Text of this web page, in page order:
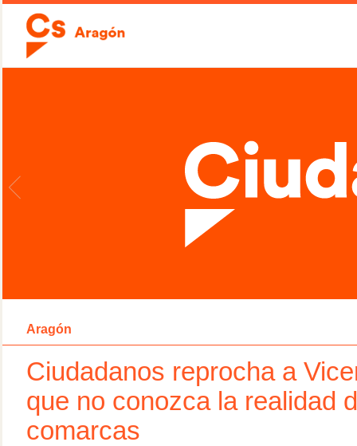
Aragón
Ciudadanos reprocha a
que no conozca la realidad
comarcas